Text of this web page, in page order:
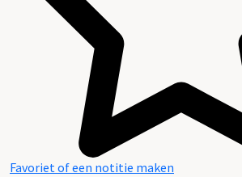
Favoriet of een notitie maken